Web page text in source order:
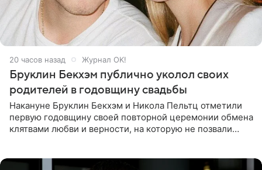
20 часов назад Журнал OK!
Бруклин Бекхэм публично уколол своих
родителей в годовщину свадьбы
Накануне Бруклин Бекхэм и Никола Пельтц отметили
первую годовщину своей повторной церемонии обмена
клятвами любви и верности, на которую не позвали